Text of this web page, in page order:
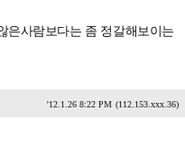
은사람보다는 좀 정갈해보이는
'12.1.26 8:22 PM (112.153.xxx.36)